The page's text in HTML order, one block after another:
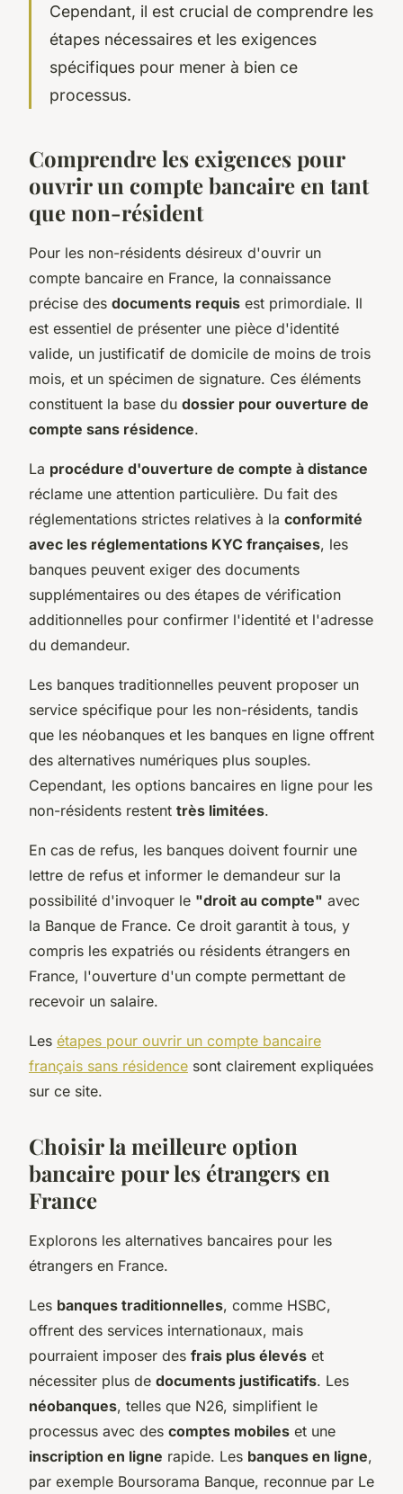
Cependant, il est crucial de comprendre les
étapes nécessaires et les exigences
spécifiques pour mener à bien ce
processus.
Comprendre les exigences pour
ouvrir un compte bancaire en tant
que non-résident
Pour les non-résidents désireux d'ouvrir un
compte bancaire en France, la connaissance
précise des documents requis est primordiale. Il
est essentiel de présenter une pièce d'identité
valide, un justificatif de domicile de moins de trois
mois, et un spécimen de signature. Ces éléments
constituent la base du dossier pour ouverture de
compte sans résidence.
La procédure d'ouverture de compte à distance
réclame une attention particulière. Du fait des
réglementations strictes relatives à la conformité
avec les réglementations KYC françaises, les
banques peuvent exiger des documents
supplémentaires ou des étapes de vérification
additionnelles pour confirmer l'identité et l'adresse
du demandeur.
Les banques traditionnelles peuvent proposer un
service spécifique pour les non-résidents, tandis
que les néobanques et les banques en ligne offrent
des alternatives numériques plus souples.
Cependant, les options bancaires en ligne pour les
non-résidents restent très limitées.
En cas de refus, les banques doivent fournir une
lettre de refus et informer le demandeur sur la
possibilité d'invoquer le "droit au compte" avec
la Banque de France. Ce droit garantit à tous, y
compris les expatriés ou résidents étrangers en
France, l'ouverture d'un compte permettant de
recevoir un salaire.
Les étapes pour ouvrir un compte bancaire
français sans résidence sont clairement expliquées
sur ce site.
Choisir la meilleure option
bancaire pour les étrangers en
France
Explorons les alternatives bancaires pour les
étrangers en France.
Les banques traditionnelles, comme HSBC,
offrent des services internationaux, mais
pourraient imposer des frais plus élevés et
nécessiter plus de documents justificatifs. Les
néobanques, telles que N26, simplifient le
processus avec des comptes mobiles et une
inscription en ligne rapide. Les banques en ligne,
par exemple Boursorama Banque, reconnue par Le